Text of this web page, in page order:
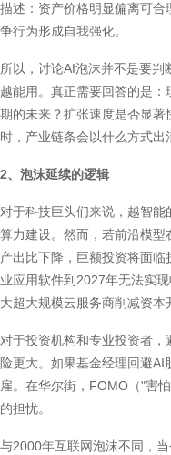
描述：资产价格明显偏离可
争行为形成自我强化。
所以，讨论AI泡沫并不是要
越能用。真正需要回答的是
期的未来？扩张速度是否显著
时，产业链条会以什么方式出
2、泡沫延续的逻辑
对于科技巨头们来说，越智
算力建设。然而，若前沿模型
产出比下降，巨额投资将面
业应用软件到2027年无法实
大超大规模云服务商削减资本
对于投资机构和专业投资者
险更大。如果基金经理回避
雇。在华尔街，FOMO（"害
的担忧。
与2000年互联网泡沫不同，